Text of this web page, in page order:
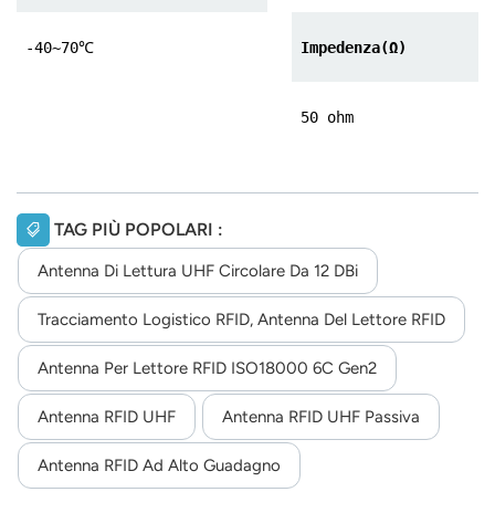
-40~70℃ Impedenza(Ω)
50 ohm
TAG PIÙ POPOLARI :
Antenna Di Lettura UHF Circolare Da 12 DBi
Tracciamento Logistico RFID, Antenna Del Lettore RFID
Antenna Per Lettore RFID ISO18000 6C Gen2
Antenna RFID UHF Antenna RFID UHF Passiva
Antenna RFID Ad Alto Guadagno